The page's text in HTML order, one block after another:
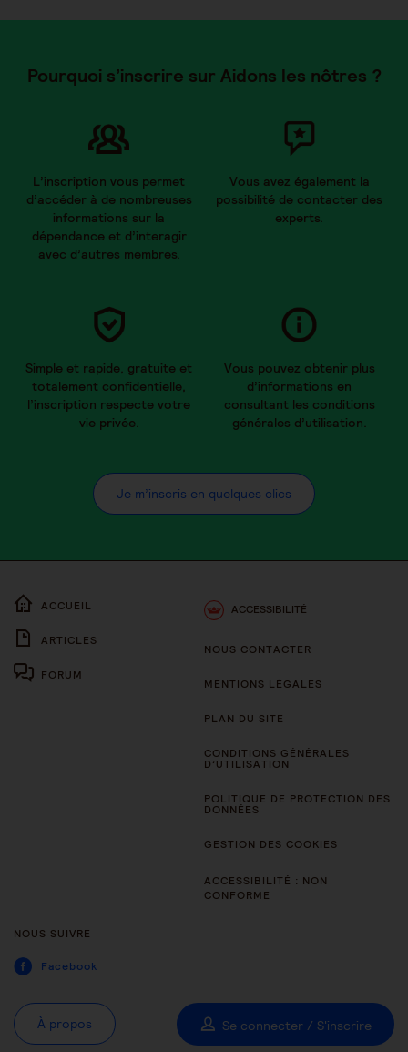
Pourquoi s’inscrire sur Aidons les nôtres ?
L’inscription vous permet
d’accéder à de nombreuses
informations sur la
dépendance et d’interagir
avec d’autres membres.
Vous avez également la
possibilité de contacter des
experts.
Simple et rapide, gratuite et
totalement confidentielle,
l’inscription respecte votre
vie privée.
Vous pouvez obtenir plus
d’informations en
consultant les conditions
générales d’utilisation.
Je m’inscris en quelques clics
ACCUEIL
ARTICLES
FORUM
ACCESSIBILITÉ
NOUS CONTACTER
MENTIONS LÉGALES
PLAN DU SITE
CONDITIONS GÉNÉRALES
D’UTILISATION
POLITIQUE DE PROTECTION DES
DONNÉES
GESTION DES COOKIES
ACCESSIBILITÉ : NON
CONFORME
NOUS SUIVRE
Facebook
À propos Se connecter / S'inscrire